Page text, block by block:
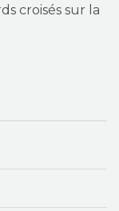
croisés sur la